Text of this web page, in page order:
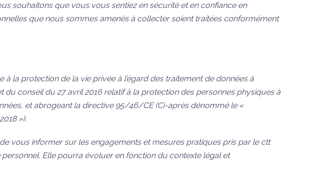
souhaitons que vous vous sentiez en sécurité et en confiance en
que nous sommes amenés à collecter soient traitées conformément
la protection de la vie privée à l’égard des traitement de données à
conseil du 27 avril 2016 relatif à la protection des personnes physiques à
et abrogeant la directive 95/46/CE (Ci-après dénommé le «
»).
vous informer sur les engagements et mesures pratiques pris par le ctt
Elle pourra évoluer en fonction du contexte légal et